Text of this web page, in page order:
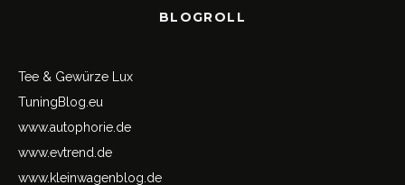
BLOGROLL
Tee & Gewürze Lux
TuningBlog.eu
www.autophorie.de
www.evtrend.de
www.kleinwagenblog.de